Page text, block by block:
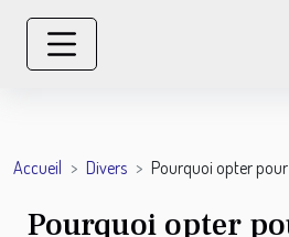
Accueil Divers Pourquoi opter
Pourquoi opter